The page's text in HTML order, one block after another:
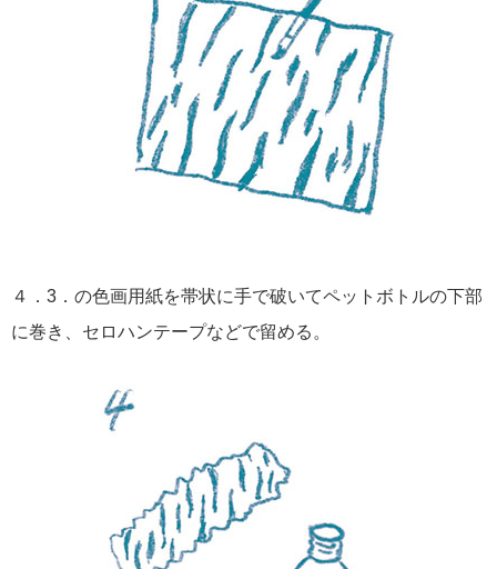
４．3．の色画用紙を帯状に手で破いてペットボトルの下部
に巻き、セロハンテープなどで留める。